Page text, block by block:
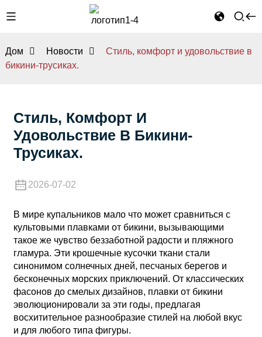
Дом Новости
Стиль, комфорт и удовольствие в
бикини-трусиках.
Стиль, Комфорт И
Удовольствие В Бикини-
Трусиках.
2026-07-02
В мире купальников мало что может сравниться с
культовыми плавками от бикини, вызывающими
такое же чувство беззаботной радости и пляжного
гламура. Эти крошечные кусочки ткани стали
синонимом солнечных дней, песчаных берегов и
бесконечных морских приключений. От классических
фасонов до смелых дизайнов, плавки от бикини
эволюционировали за эти годы, предлагая
восхитительное разнообразие стилей на любой вкус
и для любого типа фигуры.